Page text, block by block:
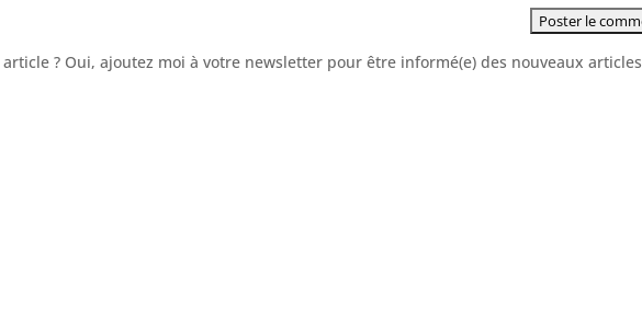
article ? Oui, ajoutez moi à votre newsletter pour être informé(e) des nouveaux articles